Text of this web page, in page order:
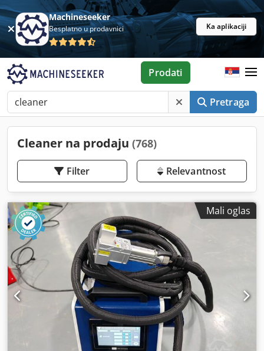
Machineseeker
Besplatno u prodavnici Ka aplikaciji
Pretraga
Prodati
Cleaner na prodaju (768)
Filter Relevantnost
Mali oglas